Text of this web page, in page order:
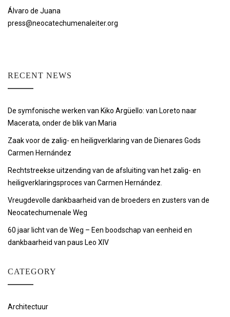
Álvaro de Juana
press@neocatechumenaleiter.org
RECENT NEWS
De symfonische werken van Kiko Argüello: van Loreto naar
Macerata, onder de blik van Maria
Zaak voor de zalig- en heiligverklaring van de Dienares Gods
Carmen Hernández
Rechtstreekse uitzending van de afsluiting van het zalig- en
heiligverklaringsproces van Carmen Hernández.
Vreugdevolle dankbaarheid van de broeders en zusters van de
Neocatechumenale Weg
60 jaar licht van de Weg – Een boodschap van eenheid en
dankbaarheid van paus Leo XIV
CATEGORY
Architectuur